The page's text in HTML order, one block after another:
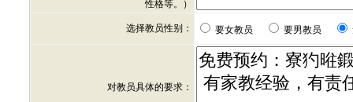
性格等。）
选择教员性别： 要女教员 要男教员
对教员具体的要求：